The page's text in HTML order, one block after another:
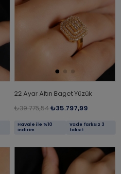
22 Ayar Altın Baget Yüzük
₺39.775,54₺35.797,99
Havale ile %10
indirim
Vade farksız 3
taksit